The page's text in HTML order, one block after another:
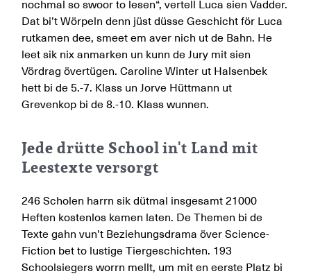
nochmal so swoor to lesen“, vertell Luca sien Vadder.
Dat bi’t Wörpeln denn jüst düsse Geschicht för Luca
rutkamen dee, smeet em aver nich ut de Bahn. He
leet sik nix anmarken un kunn de Jury mit sien
Vördrag övertügen. Caroline Winter ut Halsenbek
hett bi de 5.-7. Klass un Jorve Hüttmann ut
Grevenkop bi de 8.-10. Klass wunnen.
Jede drütte School in't Land mit
Leestexte versorgt
246 Scholen harrn sik dütmal insgesamt 21000
Heften kostenlos kamen laten. De Themen bi de
Texte gahn vun’t Beziehungsdrama över Science-
Fiction bet to lustige Tiergeschichten. 193
Schoolsiegers worrn mellt, um mit en eerste Platz bi